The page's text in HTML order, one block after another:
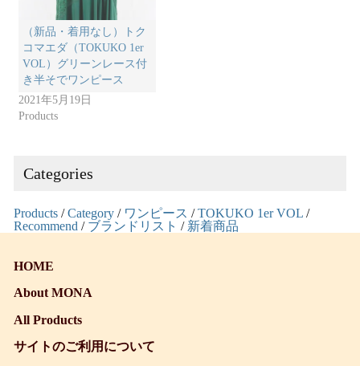
（新品・着用なし）トク
コマエダ（TOKUKO 1er
VOL）グリーンレース付
き半そでワンピース
2021年5月19日
Products
Categories
Products /Category / ワンピース /TOKUKO 1er VOL /
Recommend / ブランドリスト / 新着商品
HOME
About MONA
All Products
サイトのご利用について